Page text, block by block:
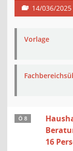
14/036/2025
Vorlage
Ö 8
16